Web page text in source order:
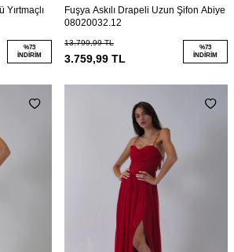
Yırtmaçlı
%73
İNDIRIM
Fuşya Askılı Drapeli Uzun Şifon Abiye
08020032.12
13.799,99TL
3.759,99 TL
%73
İNDIRIM